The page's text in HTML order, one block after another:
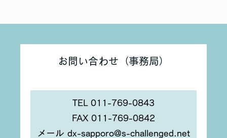
お問い合わせ（事務局）
TEL 011-769-0843
FAX 011-769-0842
メール dx-sapporo@s-challenged.net